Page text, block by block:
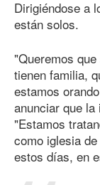
Dirigiéndose a
están solos.
"Queremos
tienen familia,
estamos
anunciar que
"Estamos
como iglesia
estos días, en